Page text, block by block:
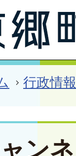
行政情報
ン